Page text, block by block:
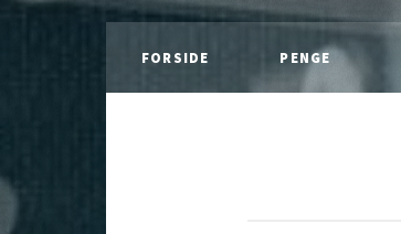
FORSIDE PENGE